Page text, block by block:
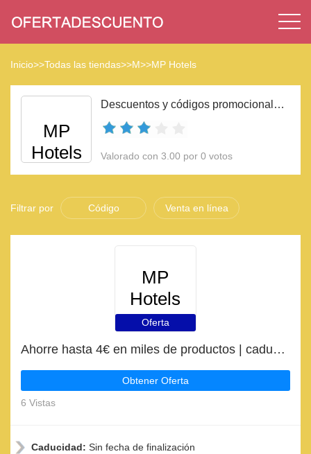
Inicio>>Todas las tiendas>>M>>MP Hotels
MP
Hotels
Descuentos y códigos promocionales MP Hotels 2023
Valorado con 3.00 por 0 votos
Filtrar por Código Venta en línea
MP
Hotels
Oferta
Ahorre hasta 4€ en miles de productos | caduca pronto
Obtener Oferta
6 Vistas
Caducidad: Sin fecha de finalización